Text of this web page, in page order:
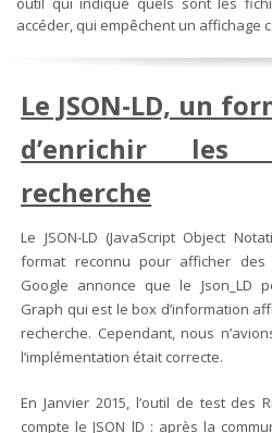
accéder, qui empêchent un affichage
Le JSON-LD, un
d’enrichir les
recherche
Le JSON-LD (JavaScript Object
format reconnu pour afficher des
Google annonce que le Json_LD
Graph qui est le box d’information
recherche. Cependant, nous
l’implémentation était correcte.
En Janvier 2015, l’outil de test des
compte le JSON_lD : après la